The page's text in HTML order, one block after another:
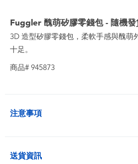
Fuggler 醜萌矽膠零錢包 - 隨機發
3D 造型矽膠零錢包，柔軟手感與醜萌
十足。
商品# 945873
注意事項
送貨資訊